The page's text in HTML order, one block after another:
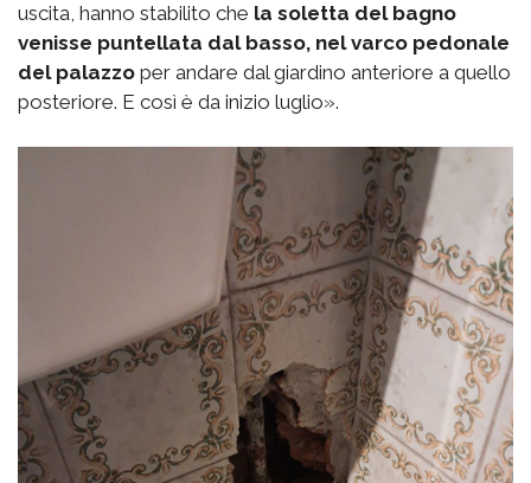
uscita, hanno stabilito che la soletta del bagno
venisse puntellata dal basso, nel varco pedonale
del palazzo per andare dal giardino anteriore a quello
posteriore. E così è da inizio luglio».